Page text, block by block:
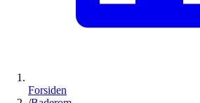
Forsiden